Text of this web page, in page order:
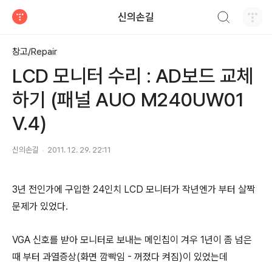
신의손길
창고/Repair
LCD 모니터 수리 : AD보드 교체
하기 (패널 AUO M240UW01
V.4)
신의손길 2011. 12. 29. 22:11
3년 전인가에 구입한 24인치 LCD 모니터가 작년엔가 부터 살짝
문제가 있었다.
VGA 신호를 받아 모니터로 보내는 메인칩이 겨우 1년이 좀 넘은
때 부터 과열증상(화면 깜빡임 - 꺼졌다 켜짐)이 있었는데